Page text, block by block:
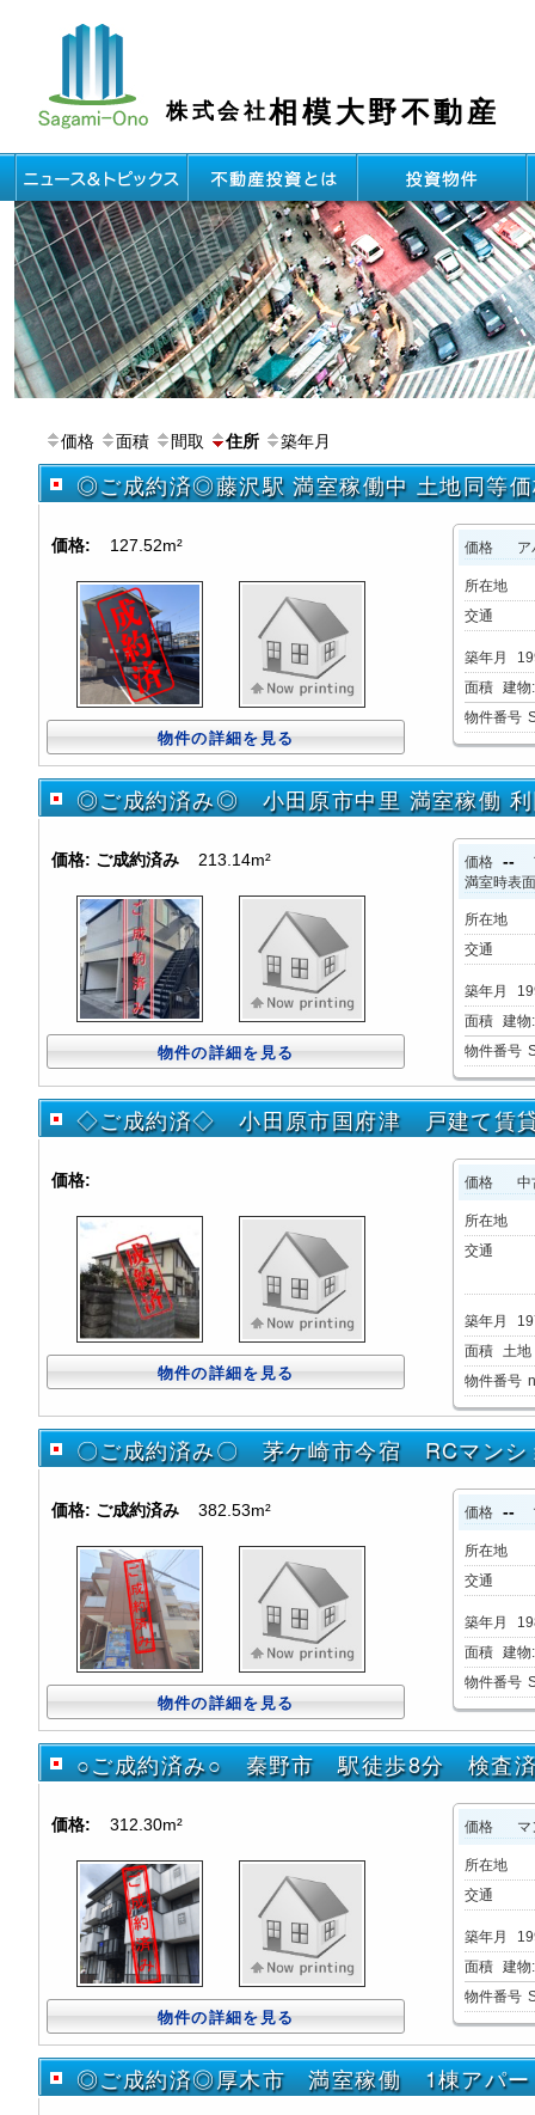
株式会社相模大野不動産
価格 面積 間取 住所 築年月
◎ご成約済◎藤沢駅 満室稼働中 土地同等
価格: 127.52m²
物件の詳細を見る
価格 ア
所在地
交通
築年月
面積 建物
物件番号
◎ご成約済み◎ 小田原市中里 満室稼働 利
価格: ご成約済み 213.14m²
物件の詳細を見る
価格 --
満室時表
所在地
交通
築年月
面積 建物
物件番号
◇ご成約済◇ 小田原市国府津 戸建て賃
価格:
物件の詳細を見る
価格 中
所在地
交通
築年月
面積 土地
物件番号
〇ご成約済み〇 茅ケ崎市今宿 RCマンシ
価格: ご成約済み 382.53m²
物件の詳細を見る
価格 --
所在地
交通
築年月
面積 建物
物件番号
○ご成約済み○ 秦野市 駅徒歩8分 検査
価格: 312.30m²
物件の詳細を見る
価格 マ
所在地
交通
築年月
面積 建物
物件番号
◎ご成約済◎厚木市 満室稼働 1棟アパー